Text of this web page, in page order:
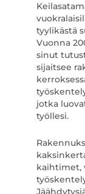
tyylikästä
Vuonna
sinut
sijaitsee
jotka
työllesi.
kaihtimet,